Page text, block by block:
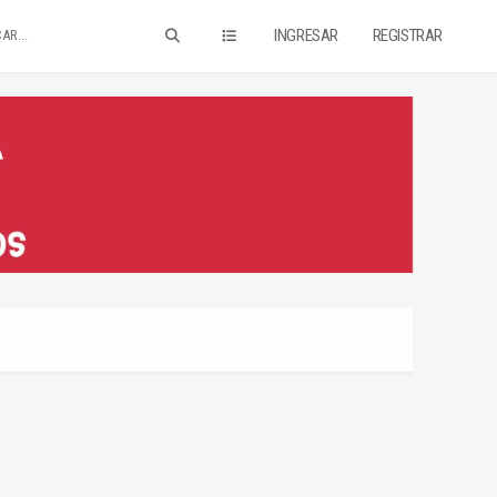
INGRESAR REGISTRAR